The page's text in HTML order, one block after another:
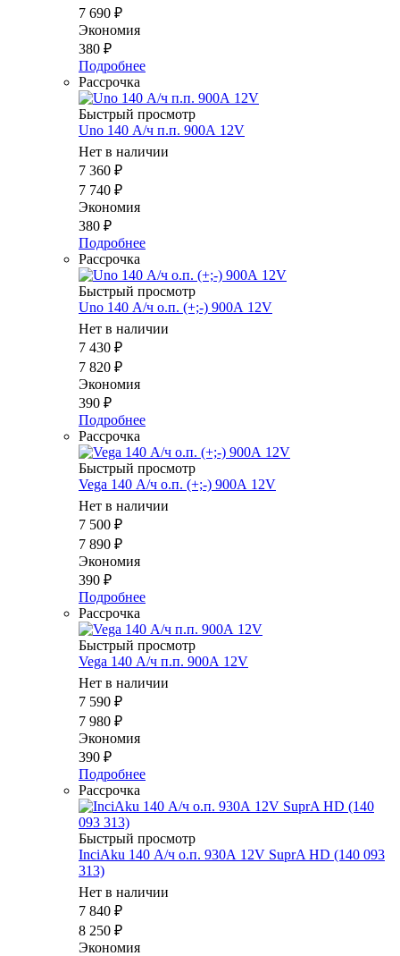
7 690 ₽
Экономия
380 ₽
Подробнее
Рассрочка
Быстрый просмотр
Uno 140 А/ч п.п. 900А 12V
Нет в наличии
7 360 ₽
7 740 ₽
Экономия
380 ₽
Подробнее
Рассрочка
Быстрый просмотр
Uno 140 А/ч о.п. (+;-) 900А 12V
Нет в наличии
7 430 ₽
7 820 ₽
Экономия
390 ₽
Подробнее
Рассрочка
Быстрый просмотр
Vega 140 А/ч о.п. (+;-) 900А 12V
Нет в наличии
7 500 ₽
7 890 ₽
Экономия
390 ₽
Подробнее
Рассрочка
Быстрый просмотр
Vega 140 А/ч п.п. 900А 12V
Нет в наличии
7 590 ₽
7 980 ₽
Экономия
390 ₽
Подробнее
Рассрочка
Быстрый просмотр
InciAku 140 А/ч о.п. 930А 12V SuprA HD (140 093
313)
Нет в наличии
7 840 ₽
8 250 ₽
Экономия